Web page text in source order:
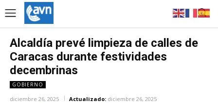
Alcaldía prevé limpieza de calles de
Caracas durante festividades
decembrinas
GOBIERNO
diciembre 26, 2025 Actualizado: diciembre 26, 2025